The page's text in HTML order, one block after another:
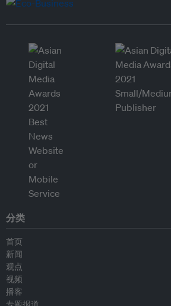
分类
首页
新闻
观点
视频
播客